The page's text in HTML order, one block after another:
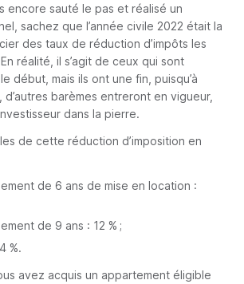
encore sauté le pas et réalisé un
sachez que l’année civile 2022 était la
des taux de réduction d’impôts les
réalité, il s’agit de ceux qui sont
début, mais ils ont une fin, puisqu’à
barèmes entreront en vigueur,
dans la pierre.
de cette réduction d’imposition en
de 6 ans de mise en location :
de 9 ans : 12 % ;
%.
avez acquis un appartement éligible